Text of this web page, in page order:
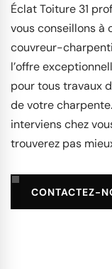
Éclat Toiture 31
vous conseillons à
couvreur-
l’offre
pour tous travaux
de votre
interviens chez
trouverez pas
CONTACTEZ-